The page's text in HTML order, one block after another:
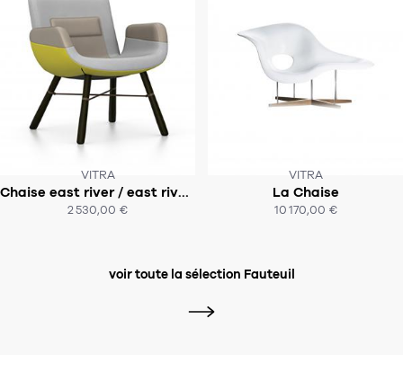
VITRA
Chaise east river / east river chair ( tissu )
2 530,00 €
SOUS 8 SEMAINES
ACHAT EXPRESS
VITRA
La Chaise
10 170,00 €
SOUS 6 À 8 SEMAINES
ACHAT EXPRESS
voir toute la sélection Fauteuil